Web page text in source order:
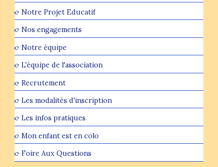
Notre Projet Educatif
Nos engagements
Notre équipe
L'équipe de l'association
Recrutement
Les modalités d'inscription
Les infos pratiques
Mon enfant est en colo
Foire Aux Questions